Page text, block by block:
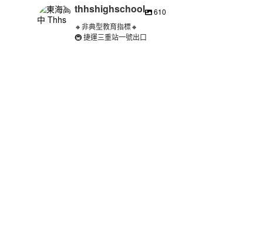
thhshighschool
610
🔸非典型教育指標🔸
🚇 捷運三重站一號出口